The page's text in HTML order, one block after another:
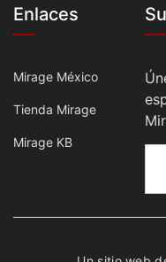
Enlaces
Mirage México
Tienda Mirage
Mirage KB